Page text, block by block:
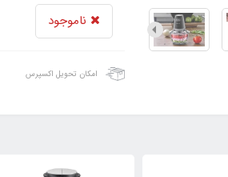
ناموجود
امکان تحویل اکسپرس